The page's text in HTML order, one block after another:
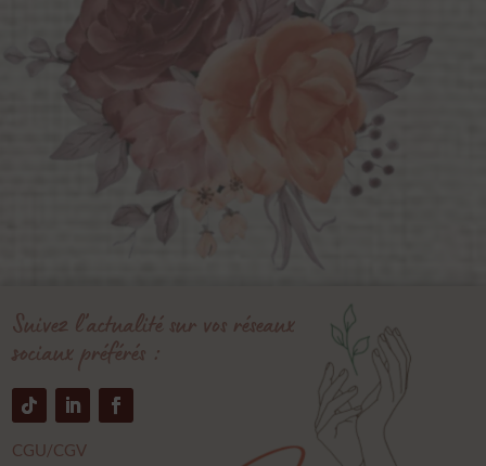
Suivez l’actualité sur vos réseaux
sociaux préférés :
CGU/CGV